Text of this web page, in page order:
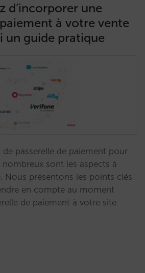
d’incorporer une
à votre vente
un guide pratique
passerelle de paiement pour
sont les aspects à
Nous présentons les points clés
en compte au moment
de paiement à votre site